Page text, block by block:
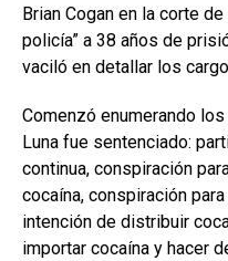
Brian Cogan en la corte
policía” a 38 años de
vaciló en detallar los
Comenzó enumerando
Luna fue sentenciado:
continua, conspiración
cocaína, conspiración
intención de distribuir
importar cocaína y hacer